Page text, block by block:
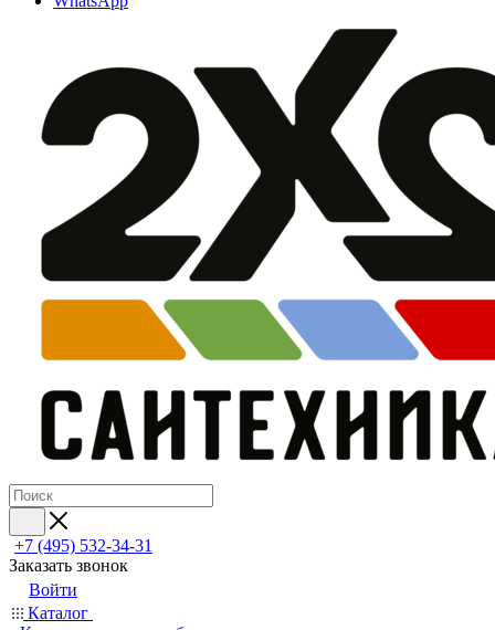
+7 (495) 532‑34‑31
Заказать звонок
Войти
Каталог